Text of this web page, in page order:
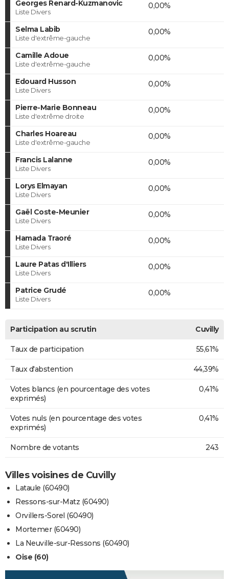
Georges Renard-Kuzmanovic
Liste Divers
0,00%
Selma Labib
Liste d'extrême-gauche
0,00%
Camille Adoue
Liste d'extrême-gauche
0,00%
Edouard Husson
Liste Divers
0,00%
Pierre-Marie Bonneau
Liste d'extrême droite
0,00%
Charles Hoareau
Liste d'extrême-gauche
0,00%
Francis Lalanne
Liste Divers
0,00%
Lorys Elmayan
Liste Divers
0,00%
Gaël Coste-Meunier
Liste Divers
0,00%
Hamada Traoré
Liste Divers
0,00%
Laure Patas d'Illiers
Liste Divers
0,00%
Patrice Grudé
Liste Divers
0,00%
Participation au scrutin Cuvilly
Taux de participation 55,61%
Taux d'abstention 44,39%
Votes blancs (en pourcentage des votes
exprimés)
0,41%
Votes nuls (en pourcentage des votes
exprimés)
0,41%
Nombre de votants 243
Villes voisines de Cuvilly
Lataule (60490)
Ressons-sur-Matz (60490)
Orvillers-Sorel (60490)
Mortemer (60490)
La Neuville-sur-Ressons (60490)
Oise (60)